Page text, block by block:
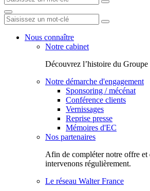
Nous connaître
Notre cabinet
Découvrez l’histoire du
Notre démarche d'engagement
Sponsoring / mécénat
Conférence clients
Vernissages
Reprise presse
Mémoires d'EC
Nos partenaires
Afin de compléter notre offre et
intervenons régulièrement.
Le réseau Walter France